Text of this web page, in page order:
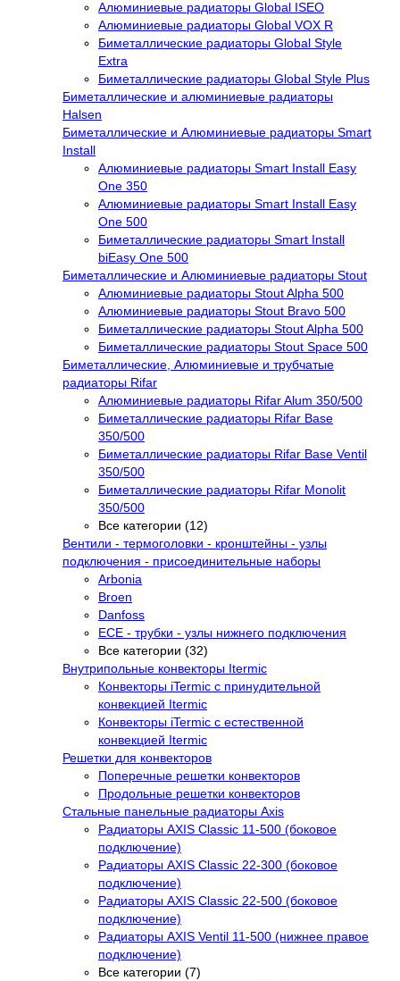
Алюминиевые радиаторы Global ISEO
Алюминиевые радиаторы Global VOX R
Биметаллические радиаторы Global Style
Extra
Биметаллические радиаторы Global Style Plus
Биметаллические и алюминиевые радиаторы
Halsen
Биметаллические и Алюминиевые радиаторы Smart
Install
Алюминиевые радиаторы Smart Install Easy
One 350
Алюминиевые радиаторы Smart Install Easy
One 500
Биметаллические радиаторы Smart Install
biEasy One 500
Биметаллические и Алюминиевые радиаторы Stout
Алюминиевые радиаторы Stout Alpha 500
Алюминиевые радиаторы Stout Bravo 500
Биметаллические радиаторы Stout Alpha 500
Биметаллические радиаторы Stout Space 500
Биметаллические, Алюминиевые и трубчатые
радиаторы Rifar
Алюминиевые радиаторы Rifar Alum 350/500
Биметаллические радиаторы Rifar Base
350/500
Биметаллические радиаторы Rifar Base Ventil
350/500
Биметаллические радиаторы Rifar Monolit
350/500
Все категории (12)
Вентили - термоголовки - кронштейны - узлы
подключения - присоединительные наборы
Arbonia
Broen
Danfoss
ECE - трубки - узлы нижнего подключения
Все категории (32)
Внутрипольные конвекторы Itermic
Конвекторы iTermic c принудительной
конвекцией Itermic
Конвекторы iTermic с естественной
конвекцией Itermic
Решетки для конвекторов
Поперечные решетки конвекторов
Продольные решетки конвекторов
Стальные панельные радиаторы Axis
Радиаторы AXIS Classic 11-500 (боковое
подключение)
Радиаторы AXIS Classic 22-300 (боковое
подключение)
Радиаторы AXIS Classic 22-500 (боковое
подключение)
Радиаторы AXIS Ventil 11-500 (нижнее правое
подключение)
Все категории (7)